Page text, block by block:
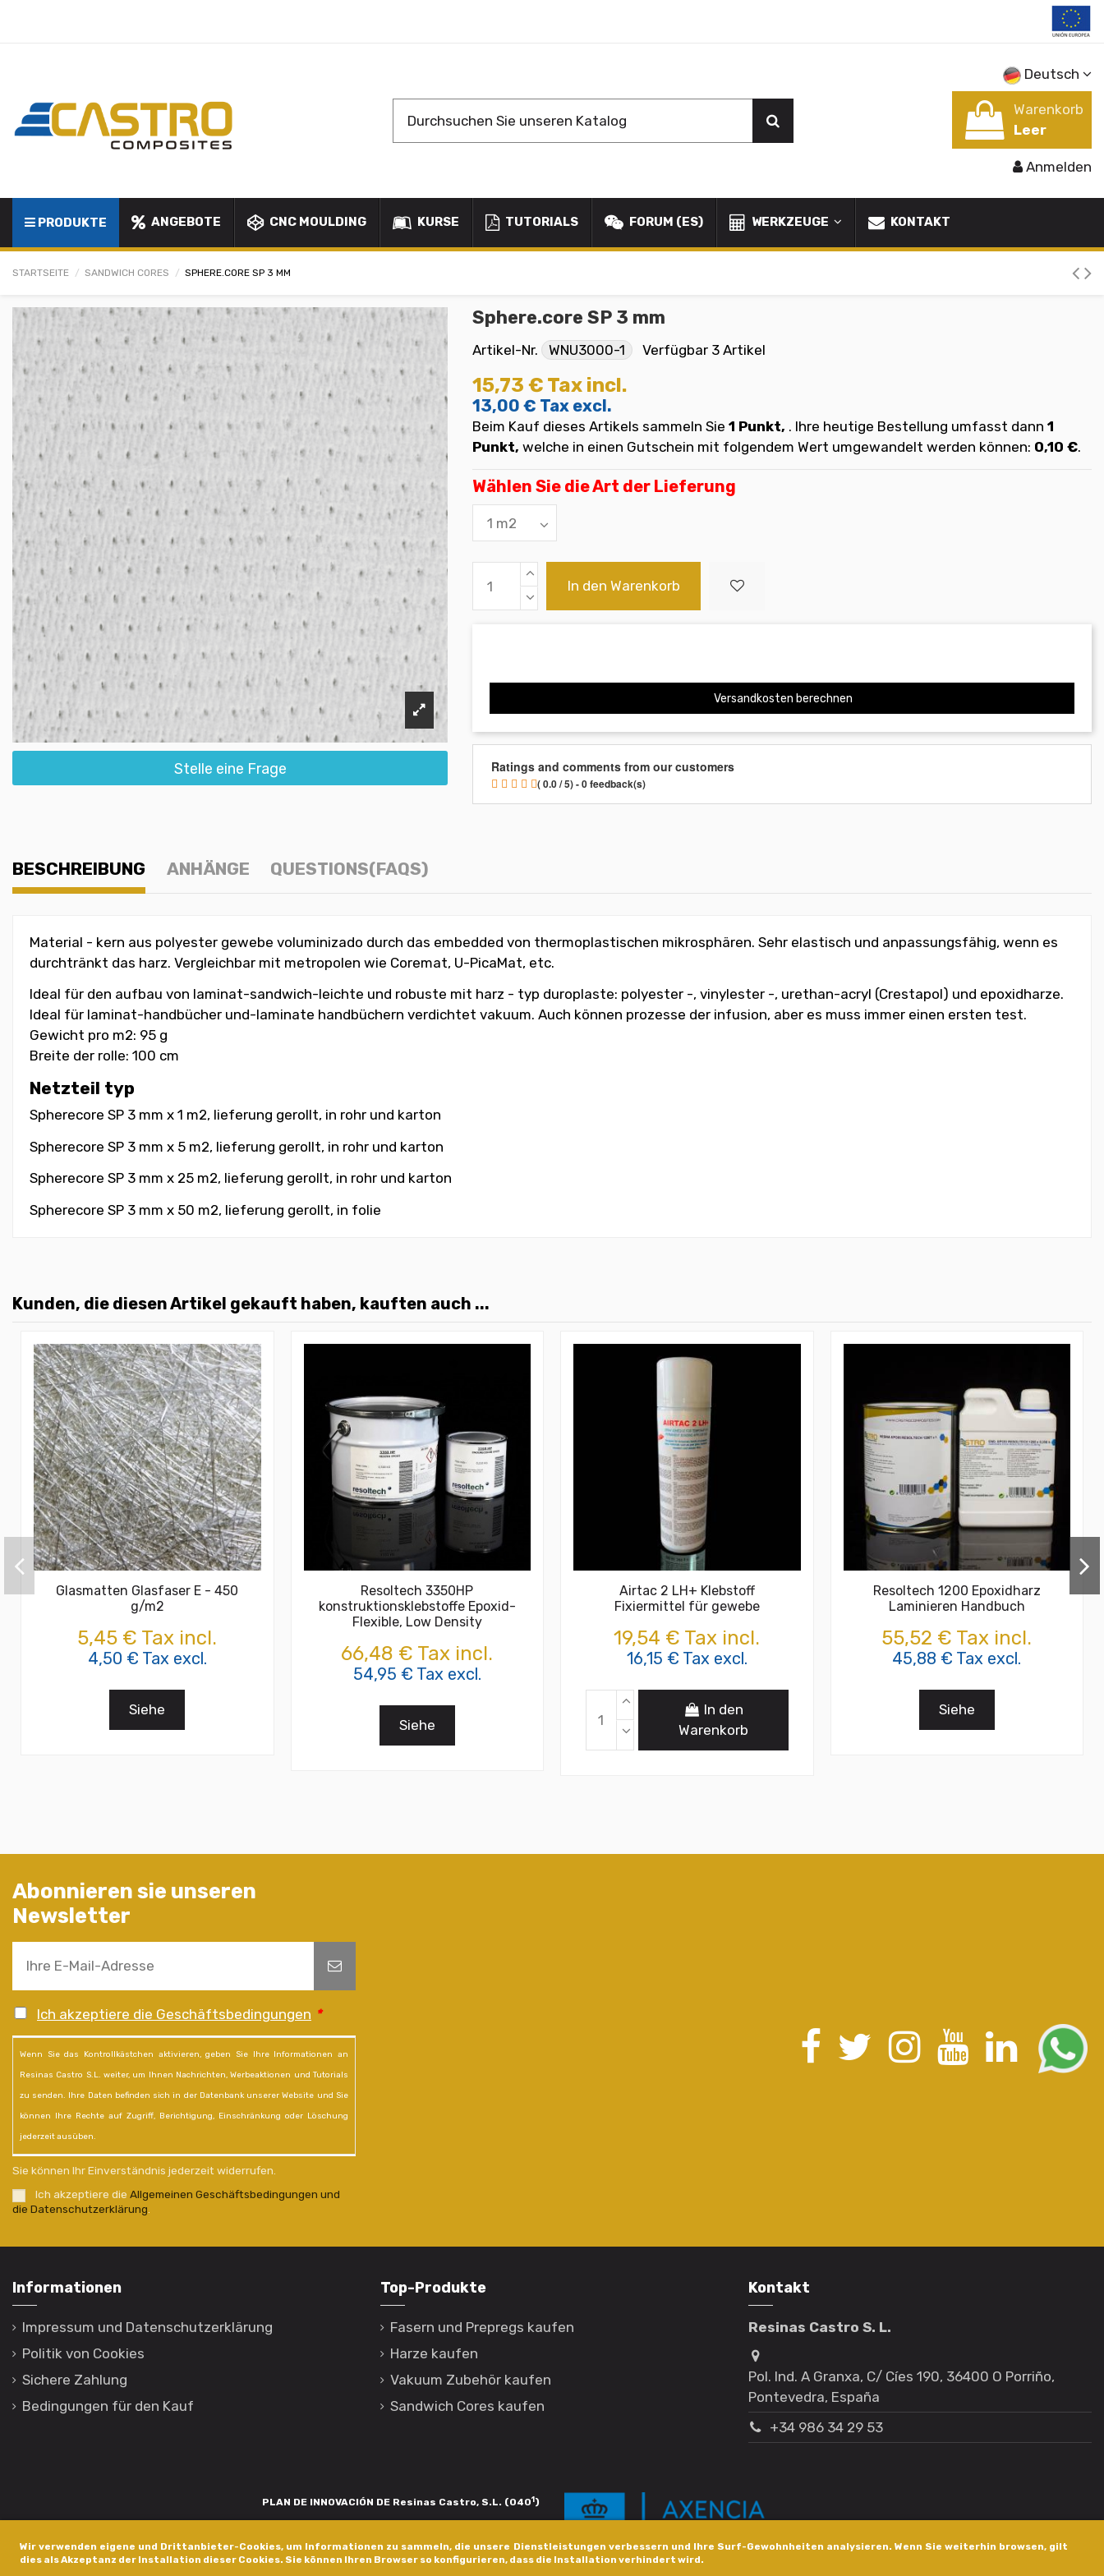
Wir verwenden eigene und Drittanbieter-Cookies, um Informationen zu sammeln, die unsere Dienstleistungen verbessern und Ihre Surf-Gewohnheiten analysieren. Wenn Sie weiterhin browsen, gilt
dies als Akzeptanz der Installation dieser Cookies. Sie können Ihren Browser so konfigurieren, dass die Installation verhindert wird.
Deutsch
Warenkorb
Leer
Anmelden
PRODUKTE ANGEBOTE CNC MOULDING KURSE TUTORIALS FORUM (ES) WERKZEUGE KONTAKT
STARTSEITE SANDWICH CORES SPHERE.CORE SP 3 MM
Stelle eine Frage
Sphere.core SP 3 mm
Artikel-Nr. WNU3000-1 Verfügbar 3 Artikel
15,73 € Tax incl.
13,00 € Tax excl.
Beim Kauf dieses Artikels sammeln Sie 1 Punkt, . Ihre heutige Bestellung umfasst dann 1
Punkt, welche in einen Gutschein mit folgendem Wert umgewandelt werden können: 0,10 €.
Wählen Sie die Art der Lieferung
In den Warenkorb
Versandkosten berechnen
Ratings and comments from our customers
( 0.0 / 5) - 0 feedback(s)
BESCHREIBUNG ANHÄNGE QUESTIONS(FAQS)
Material - kern aus polyester gewebe voluminizado durch das embedded von thermoplastischen mikrosphären. Sehr elastisch und anpassungsfähig, wenn es
durchtränkt das harz. Vergleichbar mit metropolen wie Coremat, U-PicaMat, etc.
Ideal für den aufbau von laminat-sandwich-leichte und robuste mit harz - typ duroplaste: polyester -, vinylester -, urethan-acryl (Crestapol) und epoxidharze.
Ideal für laminat-handbücher und-laminate handbüchern verdichtet vakuum. Auch können prozesse der infusion, aber es muss immer einen ersten test.
Gewicht pro m2: 95 g
Breite der rolle: 100 cm
Netzteil typ
Spherecore SP 3 mm x 1 m2, lieferung gerollt, in rohr und karton
Spherecore SP 3 mm x 5 m2, lieferung gerollt, in rohr und karton
Spherecore SP 3 mm x 25 m2, lieferung gerollt, in rohr und karton
Spherecore SP 3 mm x 50 m2, lieferung gerollt, in folie
Kunden, die diesen Artikel gekauft haben, kauften auch ...
Glasmatten Glasfaser E - 450
g/m2
5,45 € Tax incl.
4,50 € Tax excl.
Siehe
Resoltech 3350HP
konstruktionsklebstoffe Epoxid-
Flexible, Low Density
66,48 € Tax incl.
54,95 € Tax excl.
Siehe
Airtac 2 LH+ Klebstoff
Fixiermittel für gewebe
19,54 € Tax incl.
16,15 € Tax excl.
In den
Warenkorb
Resoltech 1200 Epoxidharz
Laminieren Handbuch
55,52 € Tax incl.
45,88 € Tax excl.
Siehe
Abonnieren sie unseren
Newsletter
Ich akzeptiere die Geschäftsbedingungen *
Wenn Sie das Kontrollkästchen aktivieren, geben Sie Ihre Informationen an
Resinas Castro S.L. weiter, um Ihnen Nachrichten, Werbeaktionen und Tutorials
zu senden. Ihre Daten befinden sich in der Datenbank unserer Website und Sie
können Ihre Rechte auf Zugriff, Berichtigung, Einschränkung oder Löschung
jederzeit ausüben.
Sie können Ihr Einverständnis jederzeit widerrufen.
Ich akzeptiere die Allgemeinen Geschäftsbedingungen und
die Datenschutzerklärung
Informationen
Impressum und Datenschutzerklärung
Politik von Cookies
Sichere Zahlung
Bedingungen für den Kauf
Top-Produkte
Fasern und Prepregs kaufen
Harze kaufen
Vakuum Zubehör kaufen
Sandwich Cores kaufen
Kontakt
Resinas Castro S. L.
Pol. Ind. A Granxa, C/ Cíes 190, 36400 O Porriño,
Pontevedra, España
+34 986 34 29 53
PLAN DE INNOVACIÓN DE Resinas Castro, S.L. (0401 )
está financiada pola Xunta de Galicia, a través de axudas concedidas pola Axencia Galega de Innovación,